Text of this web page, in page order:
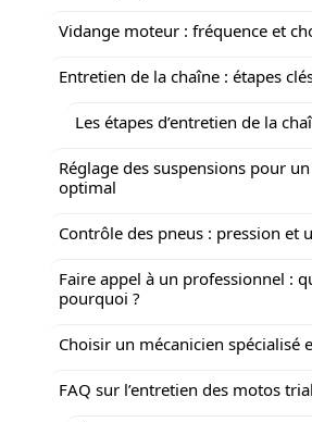
Vidange moteur : fréquence et
Entretien de la chaîne : étapes
Les étapes d’entretien de la
Réglage des suspensions pour
optimal
Contrôle des pneus : pression et
Faire appel à un professionnel :
pourquoi ?
Choisir un mécanicien spécialisé
FAQ sur l’entretien des motos